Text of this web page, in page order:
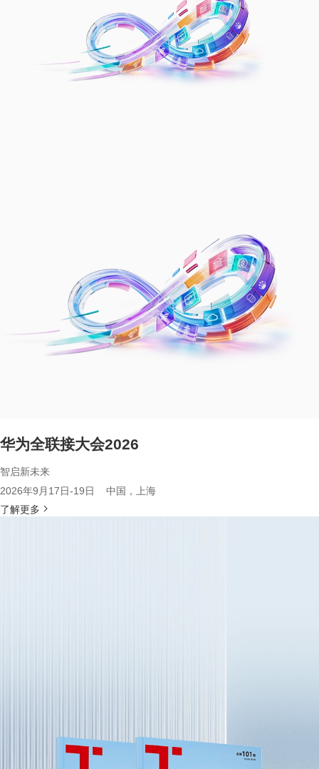
华为全联接大会2026
智启新未来
2026年9月17日-19日 中国，上海
了解更多